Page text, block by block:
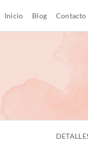
Inicio Blog Contacto